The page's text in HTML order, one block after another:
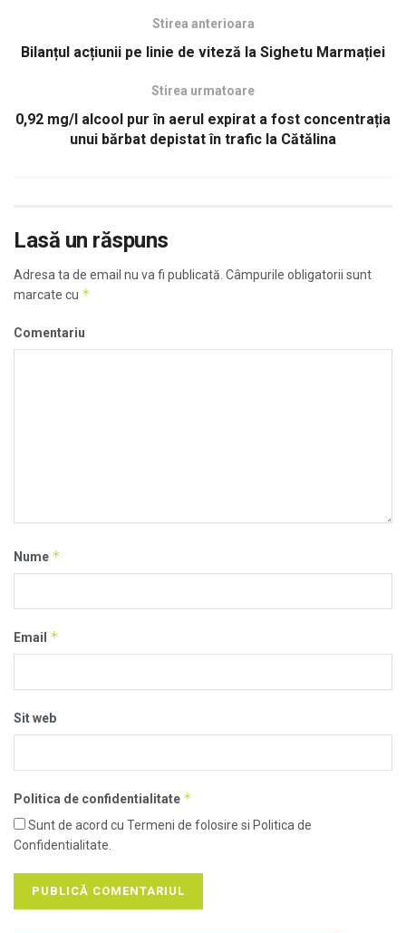
Stirea anterioara
Bilanțul acțiunii pe linie de viteză la Sighetu Marmației
Stirea urmatoare
0,92 mg/l alcool pur în aerul expirat a fost concentrația
unui bărbat depistat în trafic la Cătălina
Lasă un răspuns
Adresa ta de email nu va fi publicată. Câmpurile obligatorii sunt
marcate cu *
Comentariu
Nume *
Email *
Sit web
Politica de confidentialitate *
Sunt de acord cu Termeni de folosire si Politica de
Confidentialitate.